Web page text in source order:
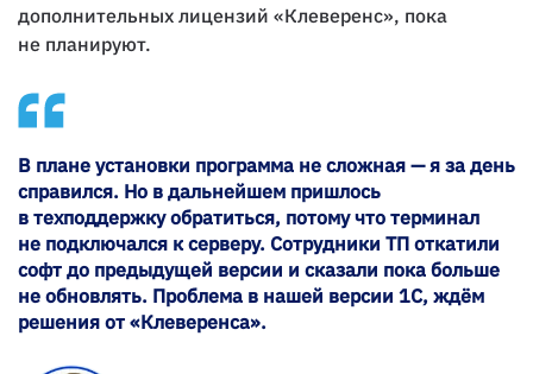
дополнительных лицензий «Клеверенс», пока
не планируют.
В плане установки программа не сложная — я за день
справился. Но в дальнейшем пришлось
в техподдержку обратиться, потому что терминал
не подключался к серверу. Сотрудники ТП откатили
софт до предыдущей версии и сказали пока больше
не обновлять. Проблема в нашей версии 1С, ждём
решения от «Клеверенса».